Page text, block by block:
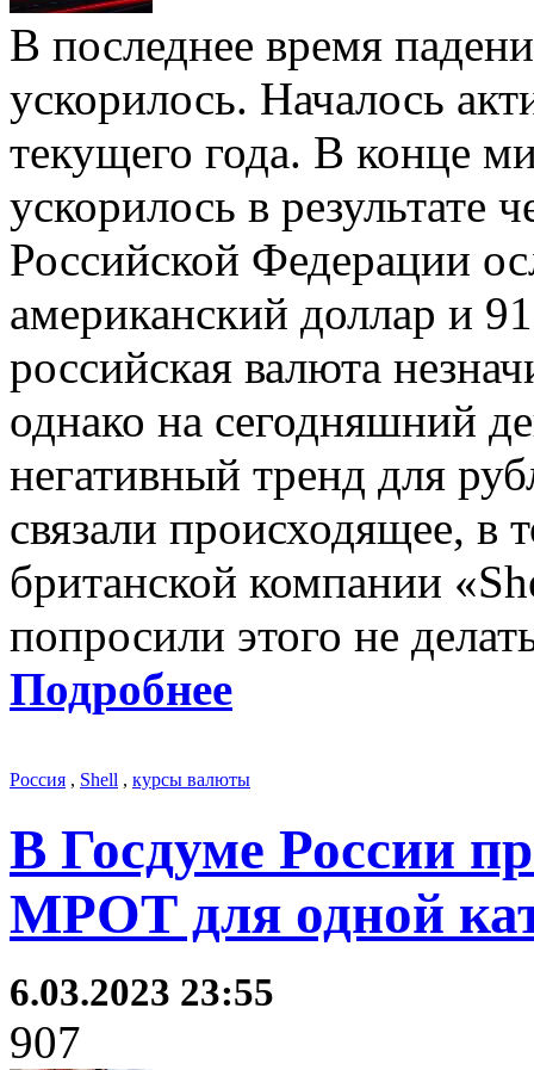
В последнее время
ускорилось. Началось
текущего года. В конце
ускорилось в результате
Российской Федерации
американский доллар и
российская валюта
однако на сегодняшний
негативный тренд для
связали происходящее, в
британской компании
попросили этого не
Подробнее
Россия , Shell , курсы валюты
В Госдуме России
МРОТ для одной
6.03.2023 23:55
907